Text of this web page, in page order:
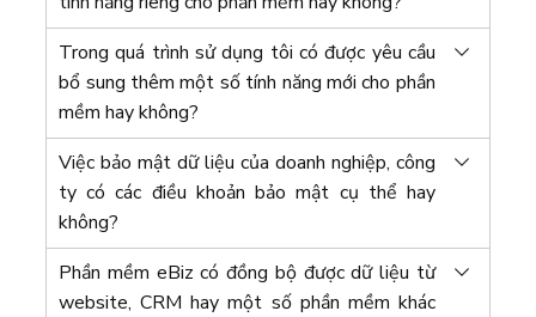
Trong quá trình sử dụng tôi có được yêu cầu
bổ sung thêm một số tính năng mới cho phần
mềm hay không?
Việc bảo mật dữ liệu của doanh nghiệp, công
ty có các điều khoản bảo mật cụ thể hay
không?
Phần mềm eBiz có đồng bộ được dữ liệu từ
website, CRM hay một số phần mềm khác